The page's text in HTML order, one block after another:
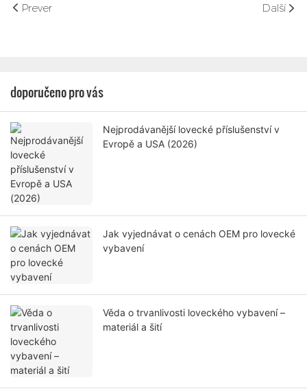
Prever Další
doporučeno pro vás
Nejprodávanější lovecké příslušenství v
Evropě a USA (2026)
Jak vyjednávat o cenách OEM pro lovecké
vybavení
Věda o trvanlivosti loveckého vybavení –
materiál a šití